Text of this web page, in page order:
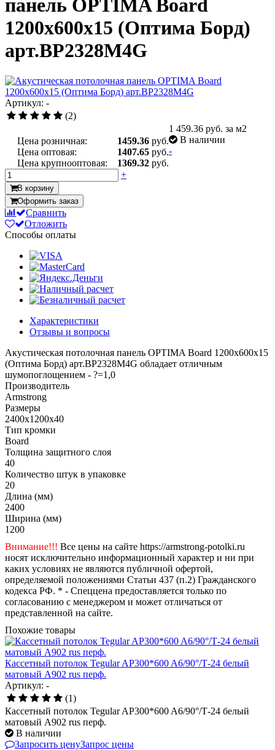
панель OPTIMA Board
1200x600x15 (Оптима Борд)
арт.BP2328M4G
Артикул: -
(2)
Цена розничная: 1459.36 руб.
Цена оптовая:
1407.65 руб.
Цена крупнооптовая:
1369.32 руб.
1 459.36 руб. за м2
В наличии
-
+
В корзину
Оформить заказ
Сравнить
Отложить
Способы оплаты
Характеристики
Отзывы и вопросы
Акустическая потолочная панель OPTIMA Board 1200x600x15
(Оптима Борд) арт.BP2328M4G обладает отличным
шумопоглощением - ?=1,0
Производитель
Armstrong
Размеры
2400x1200x40
Тип кромки
Board
Толщина защитного слоя
40
Количество штук в упаковке
20
Длина (мм)
2400
Ширина (мм)
1200
Внимание!!! Все цены на сайте https://armstrong-potolki.ru
носят исключительно информационный характер и ни при
каких условиях не являются публичной офертой,
определяемой положениями Статьи 437 (п.2) Гражданского
кодекса РФ. * - Спеццена предоставляется только по
согласованию с менеджером и может отличаться от
представленной на сайте.
Похожие товары
Кассетный потолок Tegular AP300*600 A6/90°/Т-24 белый
матовый А902 rus перф.
Артикул: -
(1)
Кассетный потолок Tegular AP300*600 A6/90°/Т-24 белый
матовый А902 rus перф.
В наличии
Запросить ценуЗапрос цены